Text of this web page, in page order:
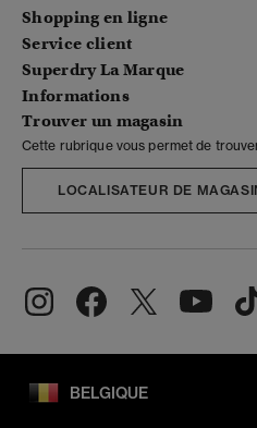
Shopping en ligne
Service client
Superdry La Marque
Informations
Trouver un magasin
Cette rubrique vous permet de
LOCALISATEUR DE
BELGIQUE